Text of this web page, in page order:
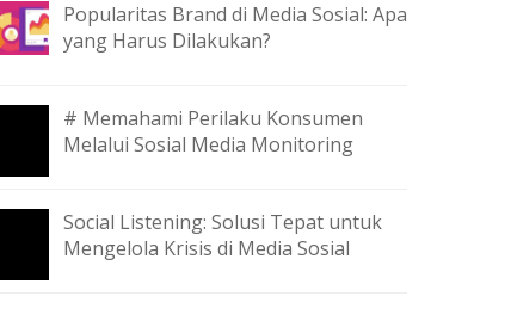
Popularitas Brand di Media Sosial: Apa
yang Harus Dilakukan?
# Memahami Perilaku Konsumen
Melalui Sosial Media Monitoring
Social Listening: Solusi Tepat untuk
Mengelola Krisis di Media Sosial